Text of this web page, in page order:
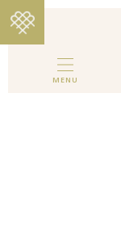
MENU